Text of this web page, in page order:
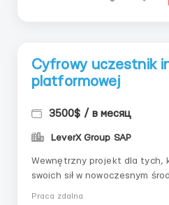
Cyfrowy uczestnik
platformowej
3500$ / в месяц
LeverX Group SAP
Wewnętrzny projekt dla tych,
swoich sił w nowoczesnym
Praca zdalna